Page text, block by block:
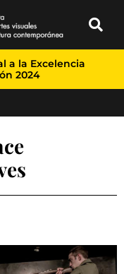
a la Excelencia
2024